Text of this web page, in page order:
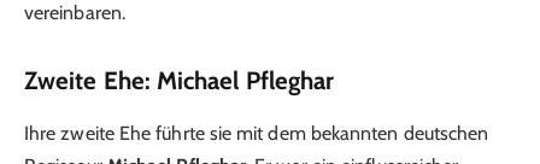
vereinbaren.
Zweite Ehe: Michael Pfleghar
Ihre zweite Ehe führte sie mit dem bekannten deutschen